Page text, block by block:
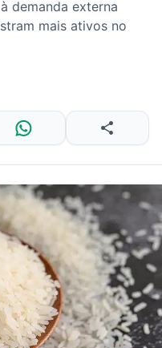
demanda externa
mais ativos no